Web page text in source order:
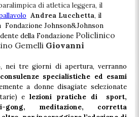
di atletica leggera, il
Andrea Lucchetta, il
Fondazione Johnson&Johnson
della Fondazione Policlinico
Gemelli Giovanni
nei tre giorni di apertura, verranno
consulenze specialistiche ed esami
a donne disagiate selezionate
e lezioni pratiche di sport,
meditazione, corretta